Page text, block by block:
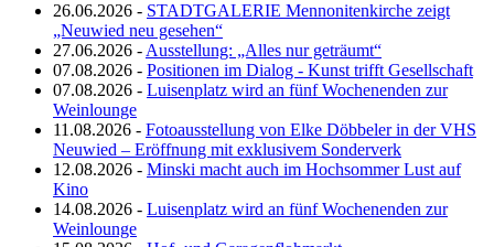
26.06.2026 - STADTGALERIE Mennonitenkirche zeigt
„Neuwied neu gesehen“
27.06.2026 - Ausstellung: „Alles nur geträumt“
07.08.2026 - Positionen im Dialog - Kunst trifft Gesellschaft
07.08.2026 - Luisenplatz wird an fünf Wochenenden zur
Weinlounge
11.08.2026 - Fotoausstellung von Elke Döbbeler in der VHS
Neuwied – Eröffnung mit exklusivem Sonderverk
12.08.2026 - Minski macht auch im Hochsommer Lust auf
Kino
14.08.2026 - Luisenplatz wird an fünf Wochenenden zur
Weinlounge